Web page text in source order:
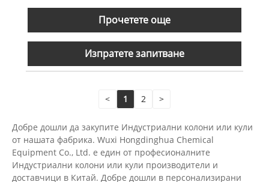
Прочетете още
Изпратете запитване
< 1 2 >
Добре дошли да закупите Индустриални колони или кули
от нашата фабрика. Wuxi Hongdinghua Chemical
Equipment Co., Ltd. е един от професионалните
Индустриални колони или кули производители и
доставчици в Китай. Добре дошли в персонализирани